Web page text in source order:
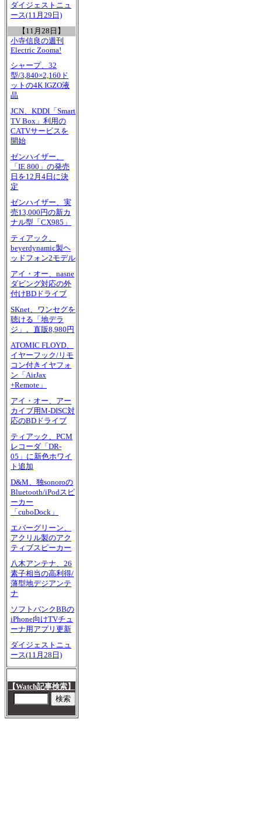
ダイジェストニュ
ース(11月29日)
【11月28日】
小寺信良の週刊
Electric Zooma!
シャープ、32
型/3,840×2,160ド
ットの4K IGZO液
晶
JCN、KDDI「Smart
TV Box」利用の
CATVサービスを
開始
ゼンハイザー、
「IE 800」の発売
日を12月4日に決
定
ゼンハイザー、実
売13,000円の新カ
ナル型「CX985」
ティアック、
beyerdynamic製ヘ
ッドフォン2モデル
アイ・オー、nasne
ダビング対応の外
付けBDドライブ
SKnet、ワンセグを
聴ける「地デラ
ジ」。直販8,980円
ATOMIC FLOYD、
イヤーフック/リモ
コン付きイヤフォ
ン「AirJax
+Remote」
アイ・オー、アー
カイブ用M-DISC対
応のBDドライブ
ティアック、PCM
レコーダ「DR-
05」に新色ホワイ
ト追加
D&M、独sonoroの
Bluetooth/iPodスピ
ーカー
「cuboDock」
エバーグリーン、
アクリル製のアク
ティブスピーカー
八木アンテナ、26
素子相当の高利得/
薄型地デジアンテ
ナ
ソフトバンクBBの
iPhone向けTVチュ
ーナ用アプリ更新
ダイジェストニュ
ース(11月28日)
【Watch記事検索】